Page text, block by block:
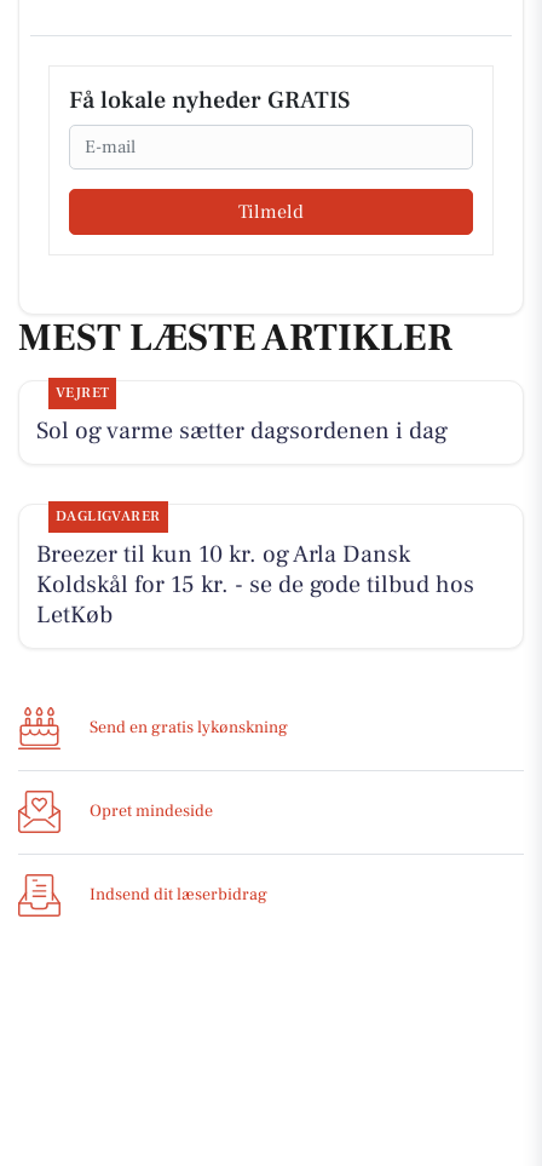
Få lokale nyheder GRATIS
Email
Tilmeld
MEST LÆSTE ARTIKLER
VEJRET
Sol og varme sætter dagsordenen i dag
DAGLIGVARER
Breezer til kun 10 kr. og Arla Dansk
Koldskål for 15 kr. - se de gode tilbud hos
LetKøb
Send en gratis lykønskning
Opret mindeside
Indsend dit læserbidrag